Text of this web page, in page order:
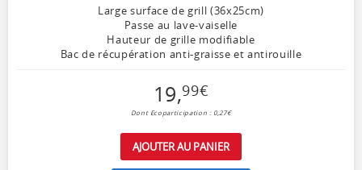
Large surface de grill (36x25cm)
Passe au lave-vaiselle
Hauteur de grille modifiable
Bac de récupération anti-graisse et antirouille
19,99€
Dont Ecoparticipation : 0,27€
AJOUTER AU PANIER